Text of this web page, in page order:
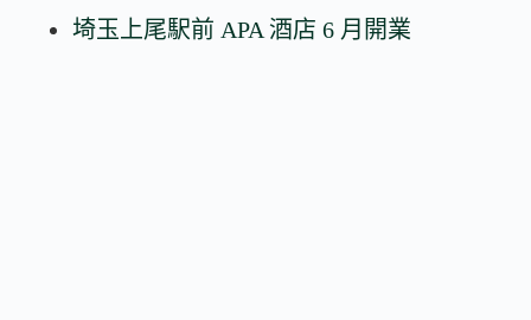
埼玉上尾駅前 APA 酒店 6 月開業